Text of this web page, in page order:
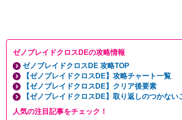
ゼノブレイドクロスDEの攻略情報
ゼノブレイドクロスDE 攻略TOP
【ゼノブレイドクロスDE】攻略チャート一覧
【ゼノブレイドクロスDE】クリア後要素
【ゼノブレイドクロスDE】取り返しのつかない
人気の注目記事をチェック！